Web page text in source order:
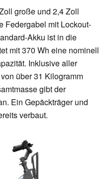
große und 2,4 Zoll
Federgabel mit Lockout-
Akku ist in die
mit 370 Wh eine nominell
Inklusive aller
über 31 Kilogramm
gibt der
Ein Gepäckträger und
verbaut.